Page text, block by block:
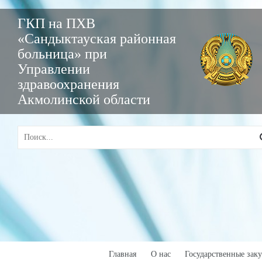
ГКП на ПХВ
«Сандыктауская районная
больница» при
Управлении
здравоохранения
Акмолинской области
Главная О нас Государственные